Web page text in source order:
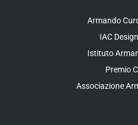
Armando
IAC
Istituto
Premio
Associazione